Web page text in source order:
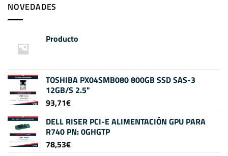
NOVEDADES
Producto
TOSHIBA PX04SMB080 800GB SSD SAS-3
12GB/S 2.5"
93,71€
DELL RISER PCI-E ALIMENTACIÓN GPU PARA
R740 PN: 0GHGTP
78,53€